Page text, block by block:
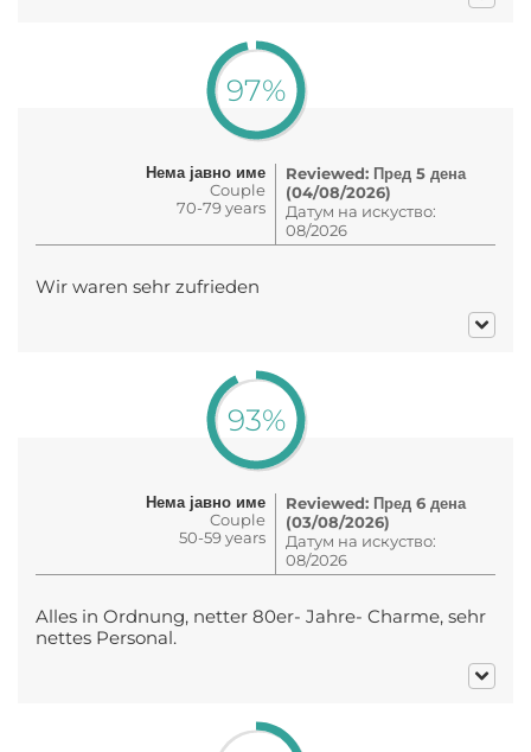
97%
Нема јавно име
Couple
70-79 years
Reviewed: Пред 5 дена
(04/08/2026)
Датум на искуство:
08/2026
Wir waren sehr zufrieden
93%
Нема јавно име
Couple
50-59 years
Reviewed: Пред 6 дена
(03/08/2026)
Датум на искуство:
08/2026
Alles in Ordnung, netter 80er- Jahre- Charme, sehr
nettes Personal.